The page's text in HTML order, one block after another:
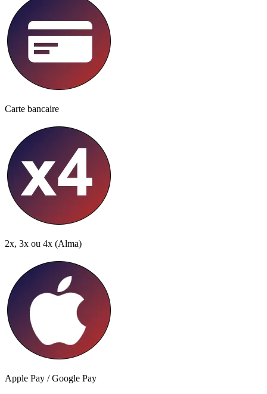
Carte bancaire
2x, 3x ou 4x (Alma)
Apple Pay / Google Pay